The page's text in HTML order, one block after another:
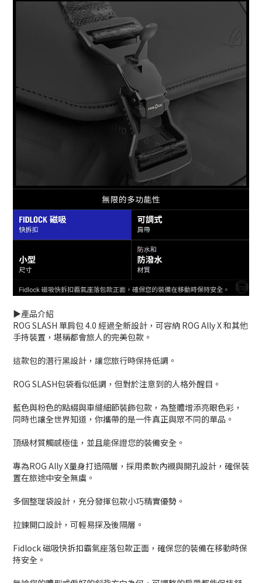
▶️產品介紹
ROG SLASH 單肩包 4.0 經過全新設計，可容納 ROG Ally X 和其他
手持裝置，堪稱都會旅人的完美包款。
這款包的潛行黑設計，讓您旅行時保持低調。
ROG SLASH包袋看似低調，但對於注意到的人格外醒目。
藍色與粉色的點綴與車縫細節裝飾包款，為整體增添亮眼色彩，
同時也讓全世界知道，你攜帶的是一件真正與眾不同的單品。
頂級材質觸感極佳，並且能保證您的裝備安全。
專為ROG Ally X量身打造隔層，採用柔軟內襯與開孔設計，確保裝
置在旅途中安全無虞。
多個整理袋設計，充分發揮包款小巧精實優勢。
拉鍊開口設計，可輕易探及後隔層。
Fidlock 磁吸快拆扣霸氣座落包款正面，確保您的裝備在移動時保
持安全。